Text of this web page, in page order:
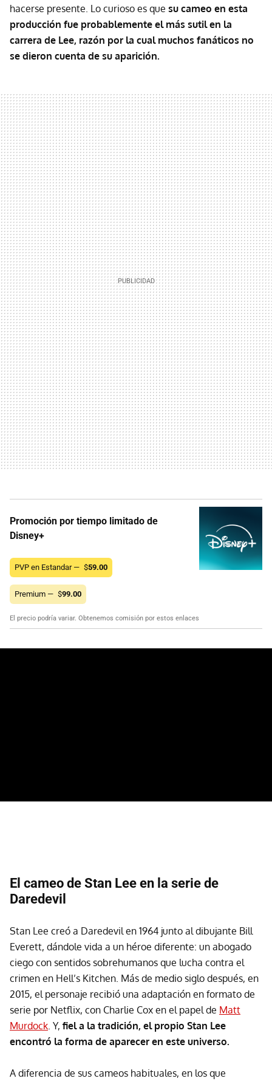
hacerse presente. Lo curioso es que su cameo en esta
producción fue probablemente el más sutil en la
carrera de Lee, razón por la cual muchos fanáticos no
se dieron cuenta de su aparición.
Promoción por tiempo limitado de
Disney+
PVP en Estandar — $59.00
Premium — $99.00
El precio podría variar. Obtenemos comisión por estos enlaces
El cameo de Stan Lee en la serie de
Daredevil
Stan Lee creó a Daredevil en 1964 junto al dibujante Bill
Everett, dándole vida a un héroe diferente: un abogado
ciego con sentidos sobrehumanos que lucha contra el
crimen en Hell’s Kitchen. Más de medio siglo después, en
2015, el personaje recibió una adaptación en formato de
serie por Netflix, con Charlie Cox en el papel de Matt
Murdock. Y, fiel a la tradición, el propio Stan Lee
encontró la forma de aparecer en este universo.
A diferencia de sus cameos habituales, en los que